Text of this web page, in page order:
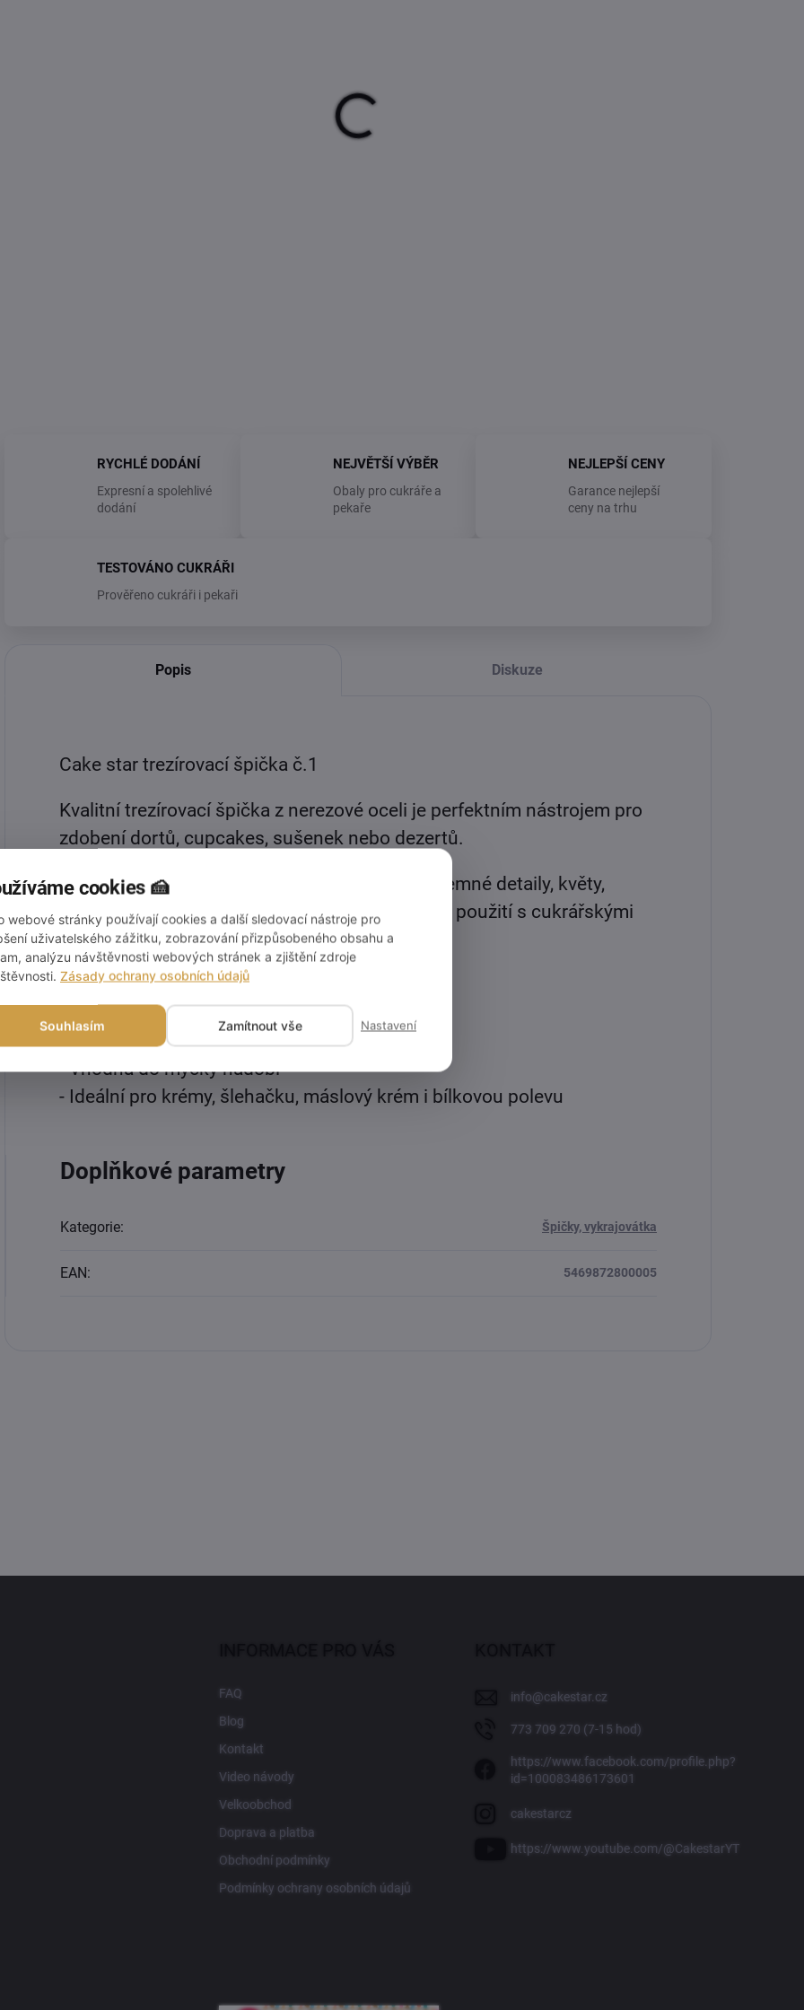
RYCHLÉ DODÁNÍ
Expresní a spolehlivé
dodání
NEJVĚTŠÍ VÝBĚR
Obaly pro cukráře a
pekaře
NEJLEPŠÍ CENY
Garance nejlepší
ceny na trhu
TESTOVÁNO CUKRÁŘI
Prověřeno cukráři i pekaři
Popis Diskuze
Cake star trezírovací špička č.1
Kvalitní trezírovací špička z nerezové oceli je perfektním nástrojem pro
zdobení dortů, cupcakes, sušenek nebo dezertů.
Díky preciznímu provedení umožňuje vytvářet jemné detaily, květy,
hvězdičky, okraje či další dekorace. Vhodná pro použití s cukrářskými
sáčky – bez nutnosti použití adaptérů.
Vlastnosti:
- Vyrobena z odolné nerezové oceli
- Snadno omyvatelná a znovupoužitelná
- Vhodná do myčky nádobí
- Ideální pro krémy, šlehačku, máslový krém i bílkovou polevu
Doplňkové parametry
Kategorie: Špičky, vykrajovátka
EAN: 5469872800005
FAQ
Blog
Kontakt
Video návody
Velkoobchod
Doprava a platba
Obchodní podmínky
Podmínky ochrany osobních údajů
info@cakestar.cz
773 709 270 (7-15 hod)
https://www.facebook.com/profile.php?
id=100083486173601
cakestarcz
https://www.youtube.com/@CakestarYT
cookies 🍰
webové stránky používají cookies a další sledovací nástroje pro
uživatelského zážitku, zobrazování přizpůsobeného obsahu a
analýzu návštěvnosti webových stránek a zjištění zdroje
Zásady ochrany osobních údajů
Souhlasím Zamítnout vše Nastavení